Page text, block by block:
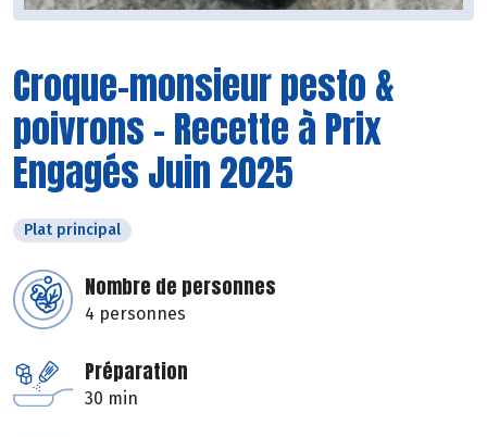
Croque-monsieur pesto &
poivrons - Recette à Prix
Engagés Juin 2025
Plat principal
Nombre de personnes
4 personnes
Préparation
30 min